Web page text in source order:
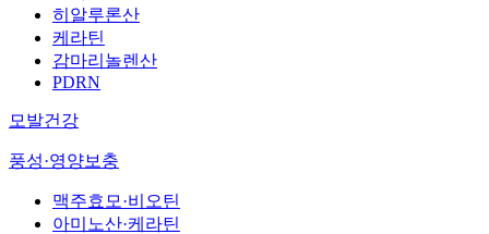
히알루론산
케라틴
감마리놀렌산
PDRN
모발건강
풍성·영양보충
맥주효모·비오틴
아미노산·케라틴